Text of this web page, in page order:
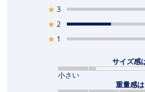
★ 3
★ 2
★ 1
サイズ感
小さい
重量感